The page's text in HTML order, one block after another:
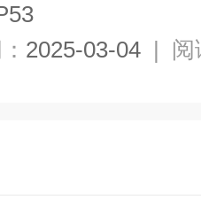
2025-03-04 | 阅